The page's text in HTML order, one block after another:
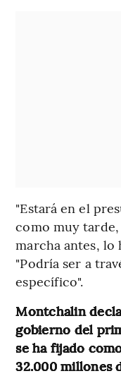
"Estará en el
como muy
marcha antes, lo
"Podría ser a
específico".
Montchalin
gobierno del
se ha fijado
32.000 millones